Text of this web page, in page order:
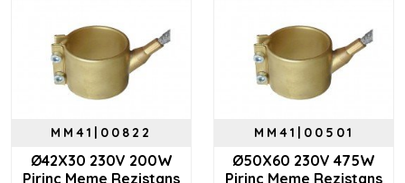
MM41|00822
Ø42X30 230V 200W
Pirinç Meme Rezistans
MM41|00501
Ø50X60 230V 475W
Pirinç Meme Rezistans